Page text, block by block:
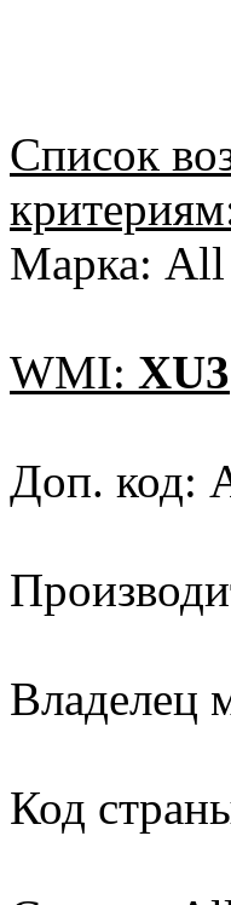
Список
Марка: All
WMI: XU3
Доп. код:
Владелец
Код